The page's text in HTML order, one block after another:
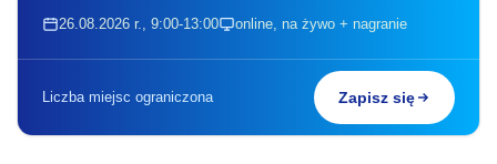
26.08.2026 r., 9:00-13:00 online, na żywo + nagranie
Liczba miejsc ograniczona Zapisz się